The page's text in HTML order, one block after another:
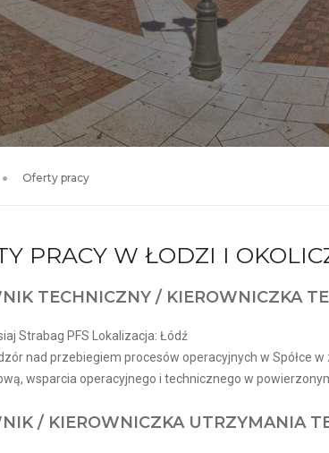
Oferty pracy
PRACY W ŁODZI I
TECHNICZNY / KIEROWNICZKA
Strabag PFS Lokalizacja: Łódź
nad przebiegiem procesów operacyjnych w Spółce
wsparcia operacyjnego i technicznego w
/ KIEROWNICZKA UTRZYMANIA